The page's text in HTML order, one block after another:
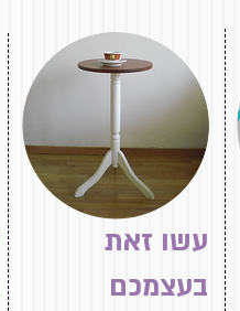
עשו זאת
בעצמכם